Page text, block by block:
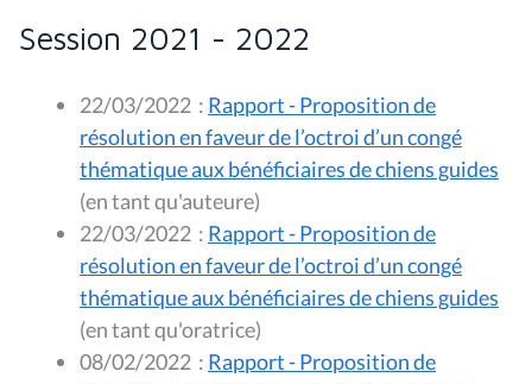
Session 2021 - 2022
22/03/2022 : Rapport - Proposition de
résolution en faveur de l’octroi d’un congé
thématique aux bénéficiaires de chiens guides
(en tant qu'auteure)
22/03/2022 : Rapport - Proposition de
résolution en faveur de l’octroi d’un congé
thématique aux bénéficiaires de chiens guides
(en tant qu'oratrice)
08/02/2022 : Rapport - Proposition de